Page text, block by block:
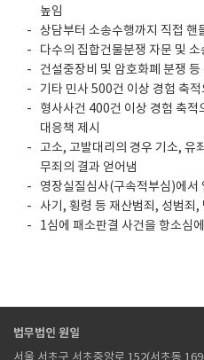
높임
상담부터 소송수행까지 직접 핸
다수의 집합건물분쟁 자문 및 소
건설중장비 및 암호화폐 분쟁 등
기타 민사 500건 이상 경험 축
형사사건 400건 이상 경험 축적
대응책 제시
고소, 고발대리의 경우 기소, 유
무죄의 결과 얻어냄
영장실질심사(구속적부심)에서
사기, 횡령 등 재산범죄, 성범죄
1심에 패소판결 사건을 항소심
법무법인 원일